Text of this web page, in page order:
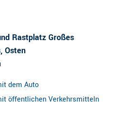
Rastplatz Großes
Osten
dem Auto
öffentlichen Verkehrsmitteln